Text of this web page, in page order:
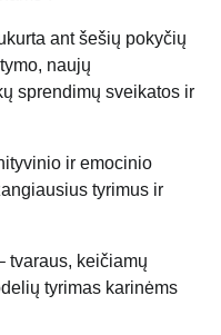
ant šešių pokyčių
naujų
sprendimų sveikatos ir
ir emocinio
tyrimus ir
tvaraus, keičiamų
tyrimas karinėms